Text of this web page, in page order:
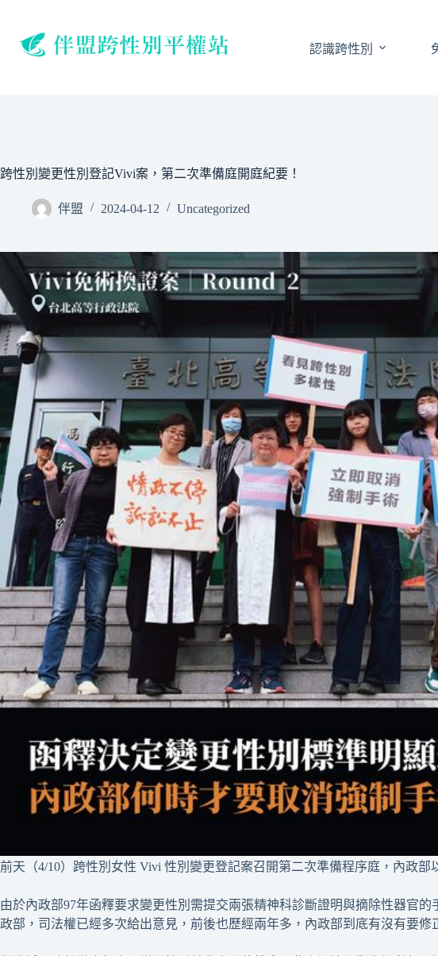
認識跨性別
跨性別變更性別登記Vivi案，第二次準備庭開庭紀要！
伴盟 2024-04-12 Uncategorized
前天（4/10）跨性別女性 Vivi 性別變更登記案召開第二次準備程序庭，內政部
由於內政部97年函釋要求變更性別需提交兩張精神科診斷證明與摘除性器官
政部，司法權已經多次給出意見，前後也歷經兩年多，內政部到底有沒有要修